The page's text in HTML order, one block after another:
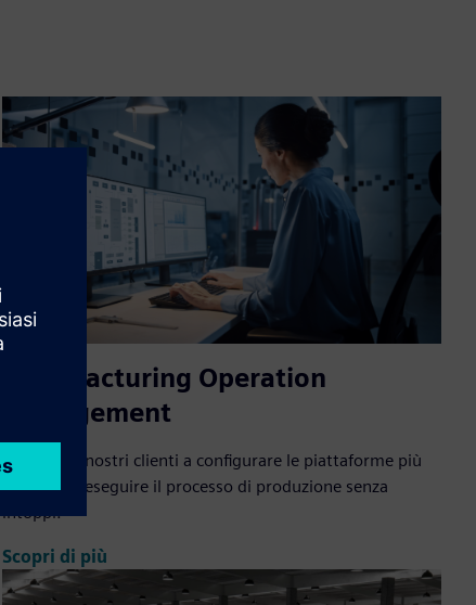
Manufacturing Operation
Management
Aiutiamo i nostri clienti a configurare le piattaforme più
adatte per eseguire il processo di produzione senza
intoppi.
Scopri di più